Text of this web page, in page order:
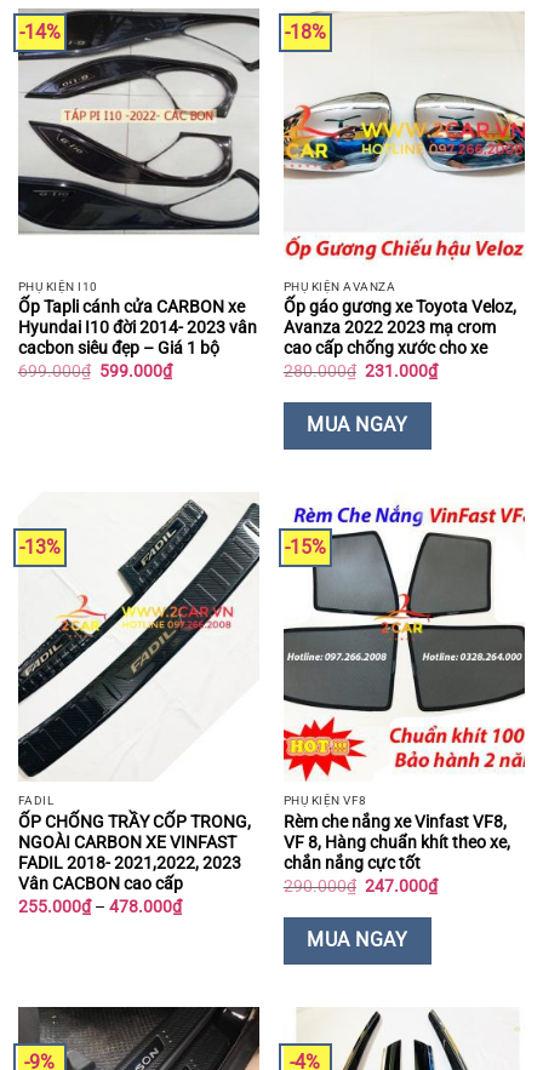
-14%
PHỤ KIỆN I10
Ốp Tapli cánh cửa CARBON xe
Hyundai I10 đời 2014- 2023 vân
cacbon siêu đẹp – Giá 1 bộ
699.000₫ Giá
599.000₫Giá
hiện
-18%
PHỤ KIỆN AVANZA
Ốp gáo gương xe Toyota Veloz,
Avanza 2022 2023 mạ crom
cao cấp chống xước cho xe
280.000₫ Giá
là:
280.000₫.
231.000₫Giá
hiện
MUA NGAY
-13%
FADIL
ỐP CHỐNG TRẦY CỐP TRONG,
NGOÀI CARBON XE VINFAST
FADIL 2018- 2021,2022, 2023
Vân CACBON cao cấp
255.000₫ – 478.000₫Khoảng
giá:
-15%
PHỤ KIỆN VF8
Rèm che nắng xe Vinfast VF8,
VF 8, Hàng chuẩn khít theo xe,
chắn nắng cực tốt
290.000₫ Giá
là:
290.000₫.
247.000₫Giá
hiện
MUA NGAY
-9% -4%